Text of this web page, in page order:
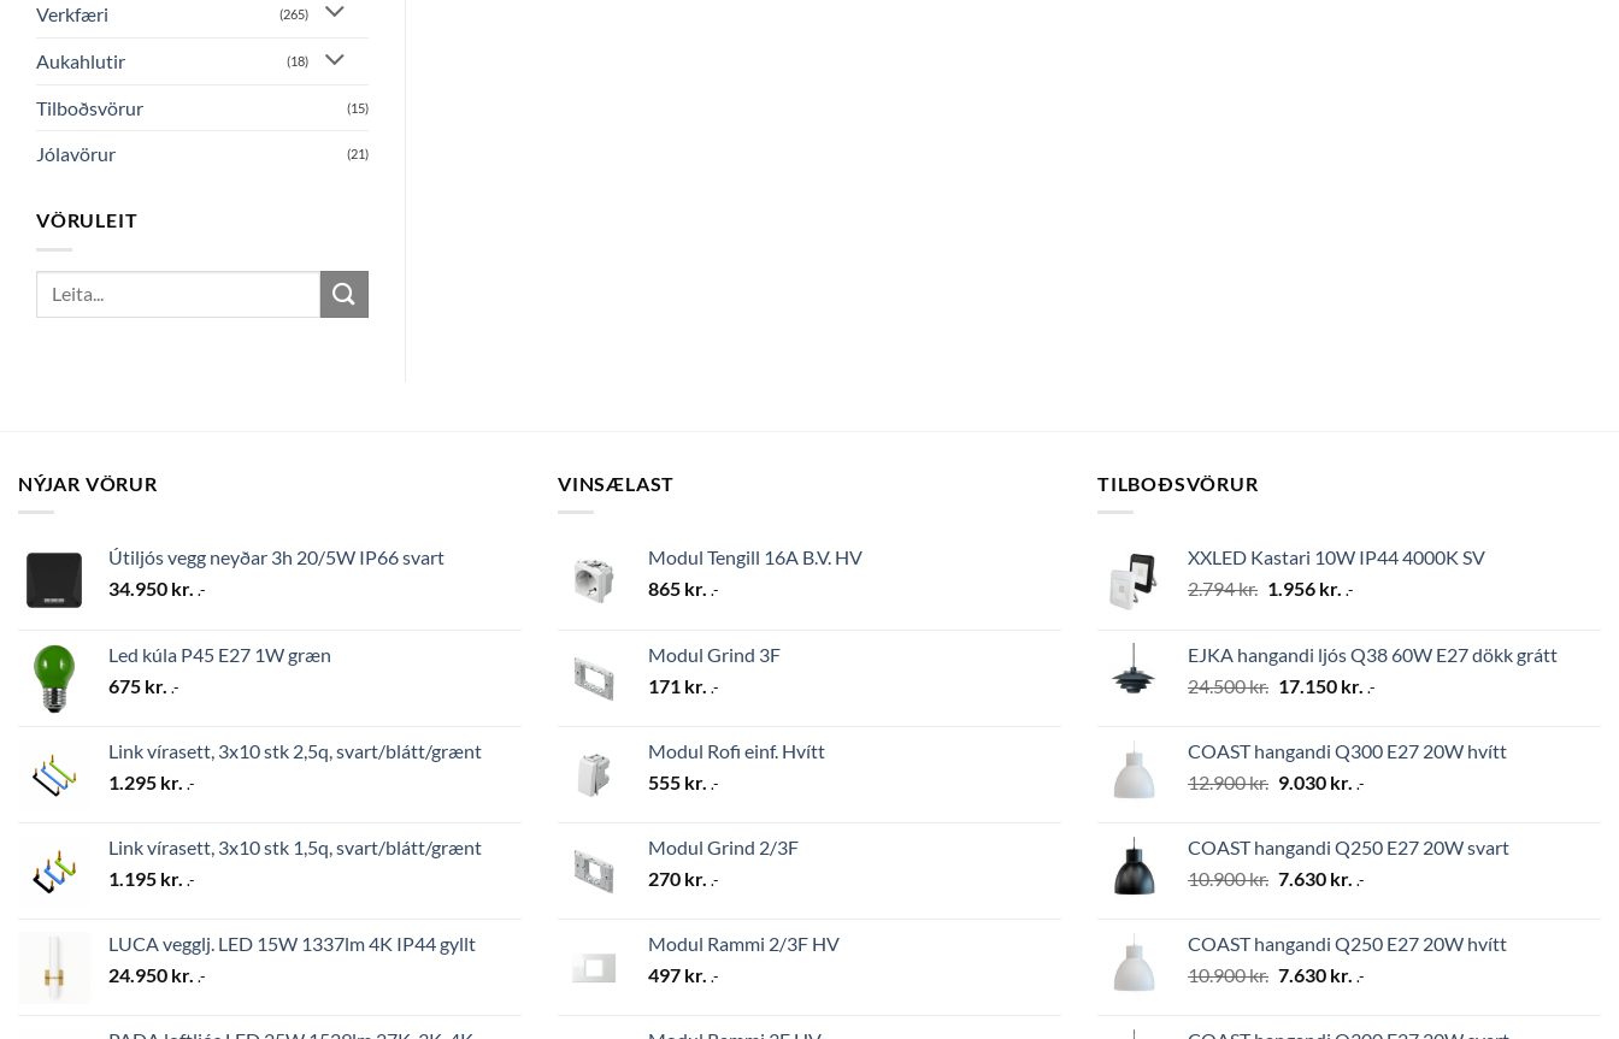
Verkfæri (265)
Aukahlutir (18)
Tilboðsvörur (15)
Jólavörur (21)
VÖRULEIT
Search
NÝJAR VÖRUR
Útiljós vegg neyðar 3h 20/5W IP66 svart
34.950 kr. .-
Led kúla P45 E27 1W græn
675 kr. .-
Link vírasett, 3x10 stk 2,5q, svart/blátt/grænt
1.295 kr. .-
Link vírasett, 3x10 stk 1,5q, svart/blátt/grænt
1.195 kr. .-
LUCA vegglj. LED 15W 1337lm 4K IP44 gyllt
24.950 kr. .-
VINSÆLAST
Modul Tengill 16A B.V. HV
865 kr. .-
Modul Grind 3F
171 kr. .-
Modul Rofi einf. Hvítt
555 kr. .-
Modul Grind 2/3F
270 kr. .-
Modul Rammi 2/3F HV
497 kr. .-
TILBOÐSVÖRUR
XXLED Kastari 10W IP44 4000K SV
2.794kr. Original
2.794 kr..
1.956 kr. Current
1.956 kr..
.-
EJKA hangandi ljós Q38 60W E27 dökk grátt
24.500kr. Original
24.500 kr..
17.150 kr. Current
17.150 kr..
.-
COAST hangandi Q300 E27 20W hvítt
12.900kr. Original
12.900 kr..
9.030 kr. Current
9.030 kr..
.-
COAST hangandi Q250 E27 20W svart
10.900kr. Original
10.900 kr..
7.630 kr. Current
7.630 kr..
.-
COAST hangandi Q250 E27 20W hvítt
10.900kr. Original
7.630 kr. Current
.-